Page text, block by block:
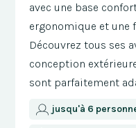
avec une base
ergonomique et une
Découvrez tous ses
conception
sont parfaitement
jusqu'à 6